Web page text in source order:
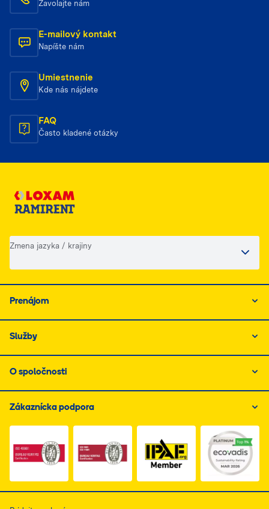
Zavolajte nám
E-mailový kontakt
Napíšte nám
Umiestnenie
Kde nás nájdete
FAQ
Často kladené otázky
Zmena jazyka / krajiny
Prenájom
Služby
O spoločnosti
Zákaznícka podpora
Link do dokumentu PDF z certyfikatem ISO 1, otwiera
Link do dokumentu PDF z certyfikatem
Link do dokumentu